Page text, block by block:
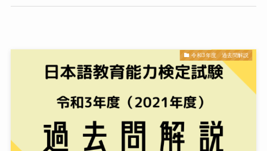
令和3年度 過去問解説